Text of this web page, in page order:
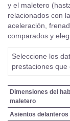
y el maletero
relacionados con
aceleración,
comparados y
Seleccione los
prestaciones
Dimensiones del
maletero
Asientos delanteros